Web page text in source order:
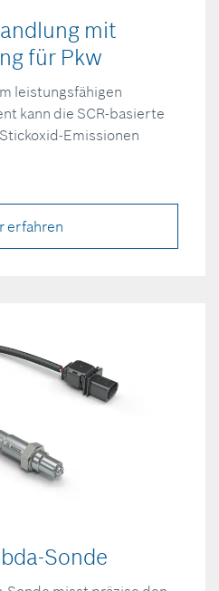
mit
für Pkw
leistungsfähigen
kann die SCR-basierte
Emissionen
erfahren
Sonde